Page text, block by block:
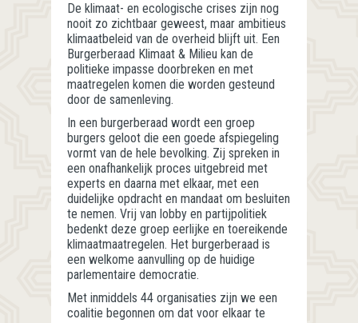
De klimaat- en ecologische crises zijn nog
nooit zo zichtbaar geweest, maar ambitieus
klimaatbeleid van de overheid blijft uit. Een
Burgerberaad Klimaat & Milieu kan de
politieke impasse doorbreken en met
maatregelen komen die worden gesteund
door de samenleving.
In een burgerberaad wordt een groep
burgers geloot die een goede afspiegeling
vormt van de hele bevolking. Zij spreken in
een onafhankelijk proces uitgebreid met
experts en daarna met elkaar, met een
duidelijke opdracht en mandaat om besluiten
te nemen. Vrij van lobby en partijpolitiek
bedenkt deze groep eerlijke en toereikende
klimaatmaatregelen. Het burgerberaad is
een welkome aanvulling op de huidige
parlementaire democratie.
Met inmiddels 44 organisaties zijn we een
coalitie begonnen om dat voor elkaar te